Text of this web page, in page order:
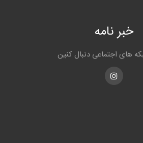
خبر نامه
های اجتماعی دنبال کنین
Instagram